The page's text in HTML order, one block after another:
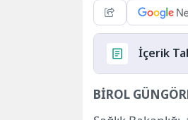
İçerik
Başvurular 5-
BİROL